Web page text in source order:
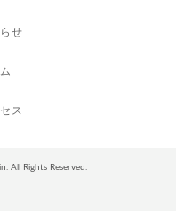
せ
ス
All Rights Reserved.